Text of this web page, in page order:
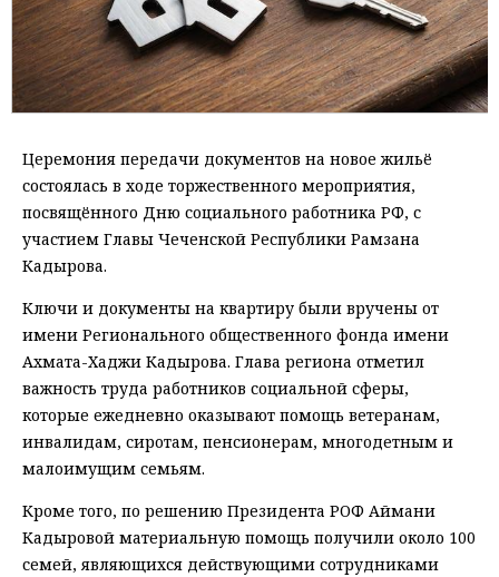
Церемония передачи документов на новое жильё
состоялась в ходе торжественного мероприятия,
посвящённого Дню социального работника РФ, с
участием Главы Чеченской Республики Рамзана
Кадырова.
Ключи и документы на квартиру были вручены от
имени Регионального общественного фонда имени
Ахмата-Хаджи Кадырова. Глава региона отметил
важность труда работников социальной сферы,
которые ежедневно оказывают помощь ветеранам,
инвалидам, сиротам, пенсионерам, многодетным и
малоимущим семьям.
Кроме того, по решению Президента РОФ Аймани
Кадыровой материальную помощь получили около 100
семей, являющихся действующими сотрудниками